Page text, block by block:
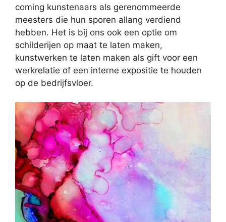
coming kunstenaars als gerenommeerde
meesters die hun sporen allang verdiend
hebben. Het is bij ons ook een optie om
schilderijen op maat te laten maken,
kunstwerken te laten maken als gift voor een
werkrelatie of een interne expositie te houden
op de bedrijfsvloer.